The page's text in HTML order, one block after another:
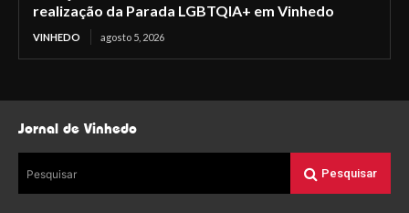
realização da Parada LGBTQIA+ em Vinhedo
VINHEDO agosto 5, 2026
Jornal de Vinhedo
Pesquisar Pesquisar